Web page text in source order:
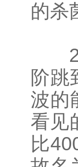
的杀
阶跳
波的
看见
比